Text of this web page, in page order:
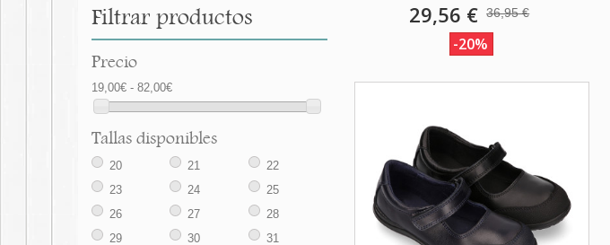
Filtrar productos
Precio
19,00€ - 82,00€
Tallas disponibles
20 21
22
23
24
25
26
27
28
29
30
31
29,56 € 36,95 €
-20%